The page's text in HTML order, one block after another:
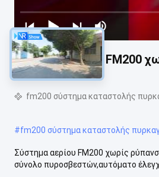
Σύστημα αερίου FM200
fm200 σύστημα καταστολής
#fm200 σύστημα καταστολής
Σύστημα αερίου FM200 χωρίς
σύνολο πυροσβεστών,αυτόματο